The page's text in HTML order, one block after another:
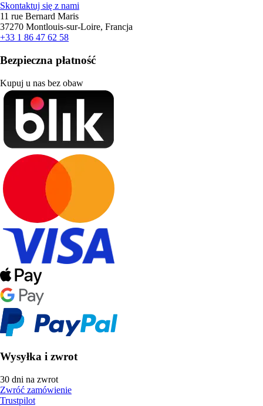
Skontaktuj się z nami
11 rue Bernard Maris
37270 Montlouis-sur-Loire, Francja
+33 1 86 47 62 58
Bezpieczna płatność
Kupuj u nas bez obaw
Wysyłka i zwrot
30 dni na zwrot
Zwróć zamówienie
Trustpilot